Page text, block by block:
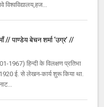
विश्वविद्यालय,हज...
// पाण्डेय बेचन शर्मा ‘उग्र’ //
1967) हिन्दी के विलक्षण प्रतिभा
ई. से लेखन-कार्य शुरू किया था.